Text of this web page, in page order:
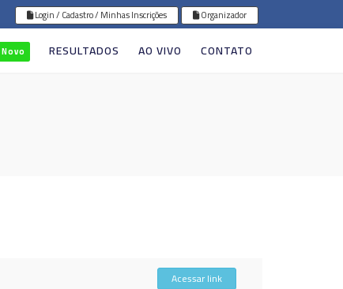
Login / Cadastro / Minhas Inscrições Organizador
Novo RESULTADOS AO VIVO CONTATO
Acessar link